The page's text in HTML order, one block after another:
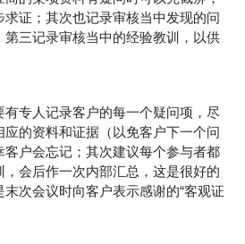
证；其次也记录审核当中发现的问
第三记录审核当中的经验教训，以供
有专人记录客户的每一个疑问项，尽
的资料和证据（以免客户下一个问
客户会忘记；其次建议每个参与者都
会后作一次内部汇总，这是很好的
次会议时向客户表示感谢的“客观证